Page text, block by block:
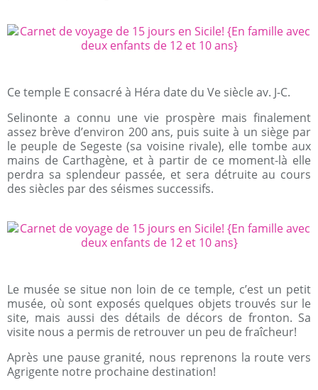
Ce temple E consacré à Héra date du Ve siècle av. J-C.
Selinonte a connu une vie prospère mais finalement
assez brève d’environ 200 ans, puis suite à un siège par
le peuple de Segeste (sa voisine rivale), elle tombe aux
mains de Carthagène, et à partir de ce moment-là elle
perdra sa splendeur passée, et sera détruite au cours
des siècles par des séismes successifs.
Le musée se situe non loin de ce temple, c’est un petit
musée, où sont exposés quelques objets trouvés sur le
site, mais aussi des détails de décors de fronton. Sa
visite nous a permis de retrouver un peu de fraîcheur!
Après une pause granité, nous reprenons la route vers
Agrigente notre prochaine destination!